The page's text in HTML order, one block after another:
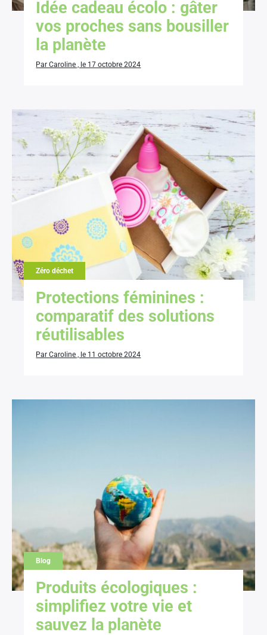
Idée cadeau écolo : gâter
vos proches sans bousiller
la planète
Par Caroline , le 17 octobre 2024
Zéro déchet
Protections féminines :
comparatif des solutions
réutilisables
Par Caroline , le 11 octobre 2024
Blog
Produits écologiques :
simplifiez votre vie et
sauvez la planète